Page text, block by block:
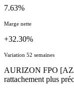
7.63%
Marge nette
+32.30%
Variation 52 semaines
AURIZON FPO
rattachement plus